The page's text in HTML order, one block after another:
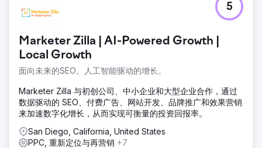
Marketer Zilla | AI-Powered Growth |
Local Growth
面向未来的SEO。人工智能驱动的增长。
5
Marketer Zilla 与初创公司、中小企业和大型企业合作，通过
数据驱动的 SEO、付费广告、网站开发、品牌推广和效果营销
来加速数字化增长，从而实现可衡量的投资回报率。
San Diego, California, United States
PPC, 重新定位与再营销 +7